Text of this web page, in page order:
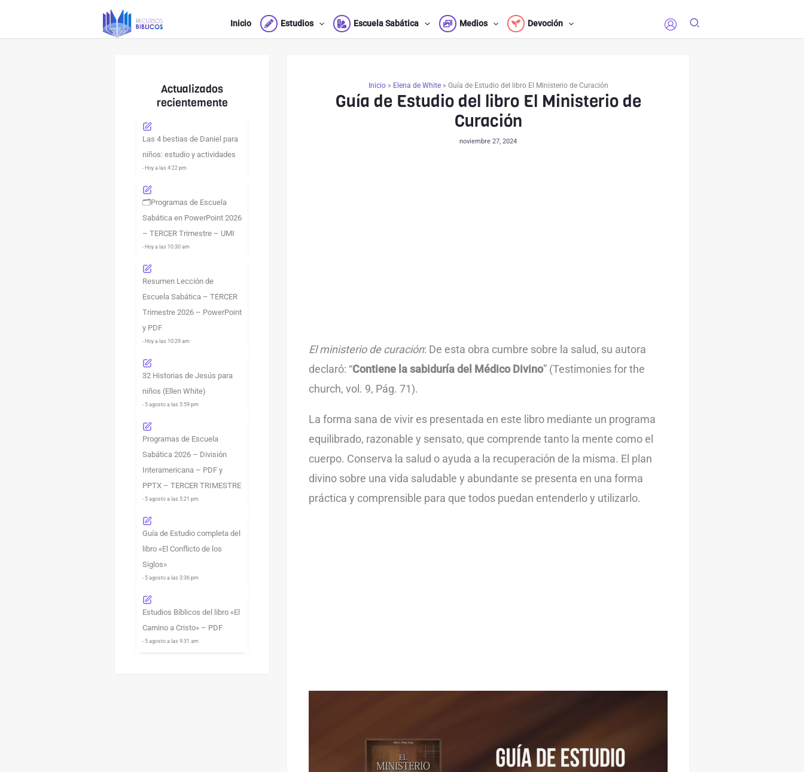
Inicio Estudios Escuela Sabática Medios Devoción
Actualizados
recientemente
Las 4 bestias de Daniel para
niños: estudio y actividades
- Hoy a las 4:22 pm
🗂️Programas de Escuela
Sabática en PowerPoint 2026
– TERCER Trimestre – UMI
- Hoy a las 10:30 am
Resumen Lección de
Escuela Sabática – TERCER
Trimestre 2026 – PowerPoint
y PDF
- Hoy a las 10:29 am
32 Historias de Jesús para
niños (Ellen White)
- 5 agosto a las 5:59 pm
Programas de Escuela
Sabática 2026 – División
Interamericana – PDF y
PPTX – TERCER TRIMESTRE
- 5 agosto a las 5:21 pm
Guía de Estudio completa del
libro «El Conflicto de los
Siglos»
- 5 agosto a las 3:36 pm
Estudios Bíblicos del libro «El
Camino a Cristo» – PDF
- 5 agosto a las 9:31 am
Inicio» Elena de White» Guía de Estudio del libro El Ministerio de Curación
Guía de Estudio del libro El Ministerio de
Curación
noviembre 27, 2024
El ministerio de curación: De esta obra cumbre sobre la salud, su autora
declaró: “Contiene la sabiduría del Médico Divino” (Testimonies for the
church, vol. 9, Pág. 71).
La forma sana de vivir es presentada en este libro mediante un programa
equilibrado, razonable y sensato, que comprende tanto la mente como el
cuerpo. Conserva la salud o ayuda a la recuperación de la misma. El plan
divino sobre una vida saludable y abundante se presenta en una forma
práctica y comprensible para que todos puedan entenderlo y utilizarlo.